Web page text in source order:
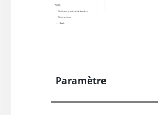
Paramètre